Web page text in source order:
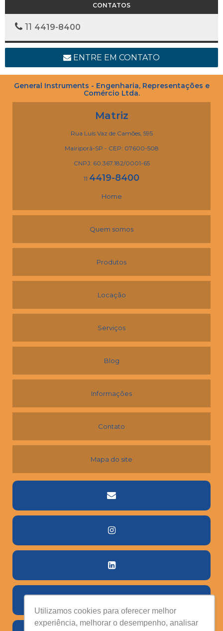
Utilizamos cookies para oferecer melhor
experiência, melhorar o desempenho, analisar
CONTATOS
11 4419-8400
ENTRE EM CONTATO
General Instruments - Engenharia, Representações e
Comércio Ltda.
Matriz
Rua Luís Vaz de Camões, 595
Mairiporã-SP - CEP: 07600-508
CNPJ: 60.367.182/0001-65
11 4419-8400
Home
Quem somos
Produtos
Locação
Serviços
Blog
Informações
Contato
Mapa do site